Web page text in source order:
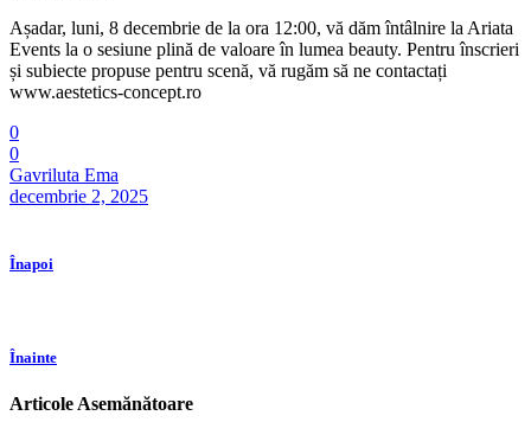
Așadar, luni, 8 decembrie de la ora 12:00, vă dăm întâlnire la Ariata
Events la o sesiune plină de valoare în lumea beauty. Pentru înscrieri
și subiecte propuse pentru scenă, vă rugăm să ne contactați
www.aestetics-concept.ro
0
0
Gavriluta Ema
decembrie 2, 2025
Înapoi
Înainte
Articole Asemănătoare